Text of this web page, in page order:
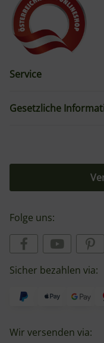
Service
Gesetzliche
Folge uns:
Sicher bezahlen via:
Wir versenden via: